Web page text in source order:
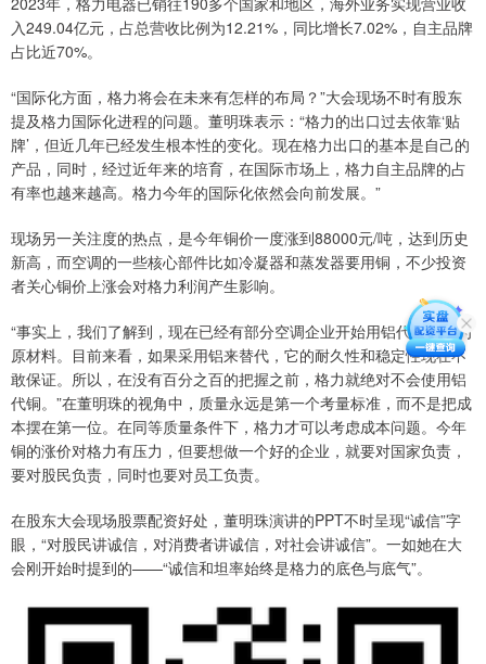
入249.04亿元，占总营收比例为12.21%，同比增长7.02%，自主品牌
占比近70%。
“国际化方面，格力将会在未来有怎样的布局？”大会现场不时有股东
提及格力国际化进程的问题。董明珠表示：“格力的出口过去依靠‘贴
牌’，但近几年已经发生根本性的变化。现在格力出口的基本是自己的
产品，同时，经过近年来的培育，在国际市场上，格力自主品牌的占
有率也越来越高。格力今年的国际化依然会向前发展。”
现场另一关注度的热点，是今年铜价一度涨到88000元/吨，达到历史
新高，而空调的一些核心部件比如冷凝器和蒸发器要用铜，不少投资
者关心铜价上涨会对格力利润产生影响。
“事实上，我们了解到，现在已经有部分空调企业开始用铝代替铜作为
原材料。目前来看，如果采用铝来替代，它的耐久性和稳定性现在不
敢保证。所以，在没有百分之百的把握之前，格力就绝对不会使用铝
代铜。”在董明珠的视角中，质量永远是第一个考量标准，而不是把成
本摆在第一位。在同等质量条件下，格力才可以考虑成本问题。今年
铜的涨价对格力有压力，但要想做一个好的企业，就要对国家负责，
要对股民负责，同时也要对员工负责。
在股东大会现场股票配资好处，董明珠演讲的PPT不时呈现“诚信”字
眼，“对股民讲诚信，对消费者讲诚信，对社会讲诚信”。一如她在大
会刚开始时提到的——“诚信和坦率始终是格力的底色与底气”。